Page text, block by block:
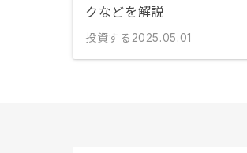
クなどを解説
投資する 2025.05.01